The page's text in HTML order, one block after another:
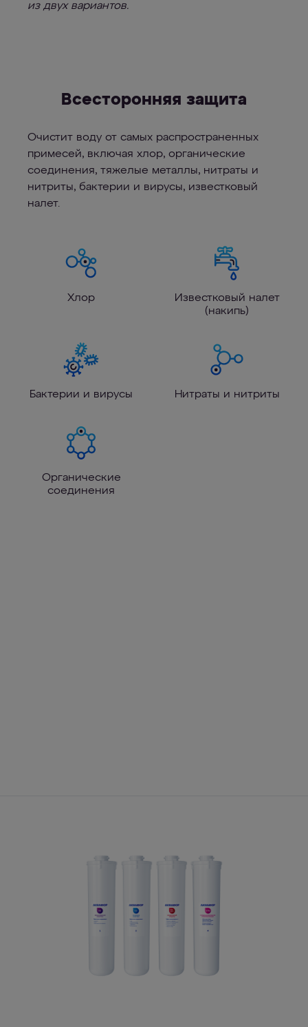
из двух вариантов.
Всесторонняя защита
Очистит воду от самых распространенных
примесей, включая хлор, органические
соединения, тяжелые металлы, нитраты и
нитриты, бактерии и вирусы, известковый
налет.
Хлор
Известковый налет
(накипь)
Бактерии и вирусы Нитраты и нитриты
Органические
соединения